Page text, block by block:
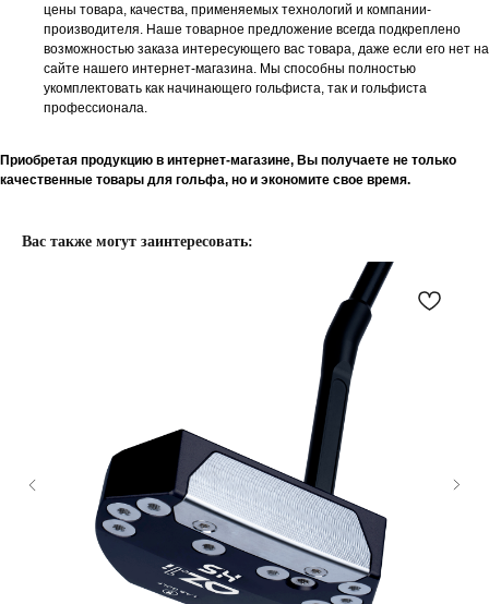
цены товара, качества, применяемых технологий и компании-
производителя. Наше товарное предложение всегда подкреплено
возможностью заказа интересующего вас товара, даже если его нет на
сайте нашего интернет-магазина. Мы способны полностью
укомплектовать как начинающего гольфиста, так и гольфиста
профессионала.
Приобретая продукцию в интернет-магазине, Вы получаете не только
качественные товары для гольфа, но и экономите свое время.
Вас также могут заинтересовать: